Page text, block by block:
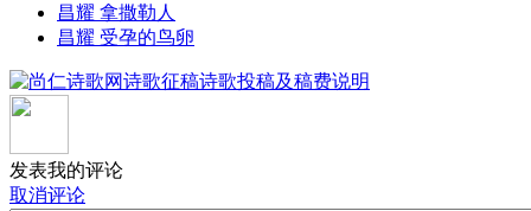
昌耀 拿撒勒人
昌耀 受孕的鸟卵
发表我的评论
取消评论